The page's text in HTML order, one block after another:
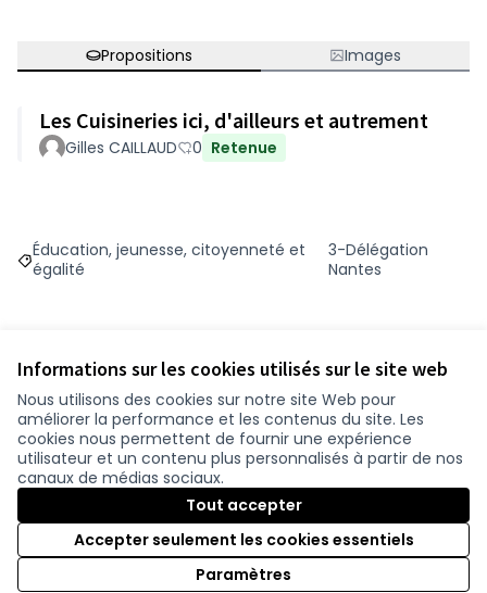
Informations sur les cookies utilisés sur le site web
Nous utilisons des cookies sur notre site Web pour
améliorer la performance et les contenus du site. Les
cookies nous permettent de fournir une expérience
utilisateur et un contenu plus personnalisés à partir de nos
canaux de médias sociaux.
Tout accepter
Accepter seulement les cookies essentiels
Paramètres
Propositions Images
Les Cuisineries ici, d'ailleurs et autrement
Gilles CAILLAUD 0 Retenue
Filtrer les résultats du défi principal : Éducation, jeunesse,
Éducation, jeunesse, citoyenneté et
égalité
Filtrer les résultats
3-Délégation
Nantes
50 000 €
Suivre Partager